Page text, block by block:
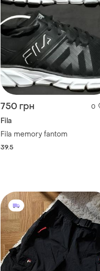
750 грн 0
Fila
Fila memory fantom
39.5